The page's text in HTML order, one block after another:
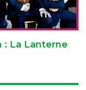
: La Lanterne